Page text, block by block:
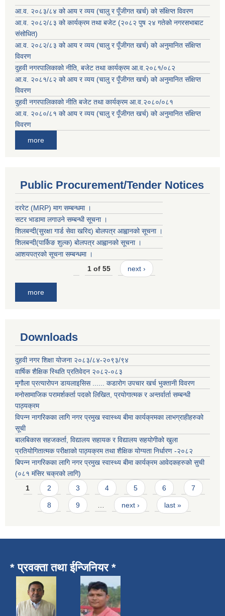
आ.व. २०८३/८४ को आय र व्यय (चालु र पूँजीगत खर्च) को संक्षिप्त विवरण
आ.व. २०८२/८३ को कार्यक्रम तथा बजेट (२०८२ पुष २४ गतेको नगरसभाबाट
संसोधित)
आ.व. २०८२/८३ को आय र व्यय (चालु र पूँजीगत खर्च) को अनुमानित संक्षिप्त
विवरण
दुहवी नगरपालिकाको नीति, बजेट तथा कार्यक्रम आ.व.२०८१/०८२
आ.व. २०८१/८२ को आय र व्यय (चालु र पूँजीगत खर्च) को अनुमानित संक्षिप्त
विवरण
दुहवी नगरपालिकाको नीति बजेट तथा कार्यक्रम आ.व.२०८०/०८१
आ.व. २०८०/८१ को आय र व्यय (चालु र पूँजीगत खर्च) को अनुमानित संक्षिप्त
विवरण
more
Public Procurement/Tender Notices
दररेट (MRP) माग सम्बन्धमा ।
सटर भाडामा लगाउने सम्बन्धी सूचना ।
शिलबन्दी(सुरक्षा गार्ड सेवा खरिद) बोलपत्र आह्वानको सूचना ।
शिलबन्दी(पार्किङ शुल्क) बोलपत्र आह्वानको सूचना ।
आशयपत्रको सूचना सम्बन्धमा ।
1 of 55
next ›
more
Downloads
दुहवी नगर शिक्षा योजना २०८३/८४-२०९३/९४
वार्षिक शैक्षिक स्थिति प्रतिवेदन २०८२-०८३
मृगौला प्रत्यारोपन डायलाइसिस ...... कडारोग उपचार खर्च भुक्तानी विवरण
मनोसामाजिक परामर्शकर्ता पदको लिखित, प्रयोगात्मक र अन्तर्वार्ता सम्बन्धी
पाठ्यक्रम
विपन्न नागरिकका लागि नगर प्रमुख स्वास्थ्य बीमा कार्यक्रमका लाभग्राहीहरुको
सूची
बालबिकास सहजकर्ता, विद्यालय सहायक र विद्यालय सहयोगीको खुला
प्रतियोगितात्मक परीक्षाको पाठ्यक्रम तथा शैक्षिक योग्यता निर्धारण -२०८२
बिपन्न नागरिकका लागि नगर प्रमुख स्वास्थ्य बीमा कार्यक्रम आवेदकहरुको सुची
(०८१ मंसिर चक्रको लागि)
Pages
1 2 3 4 5 6 7
8 9 next › last »
* प्रवक्ता तथा ईन्जिनियर *